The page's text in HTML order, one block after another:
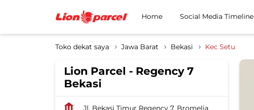
Home Social Media Timeline
Toko dekat saya Jawa Barat Bekasi Kec Setu
Lion Parcel - Regency 7
Bekasi
Jl. Bekasi Timur Regency 7. Bromelia